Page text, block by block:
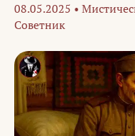
08.05.2025 •
Советник